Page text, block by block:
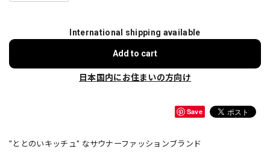
International shipping available
Add to cart
日本国内にお住まいの方向け
Save
"ととのいキッチュ" なサウナーファッションブランド